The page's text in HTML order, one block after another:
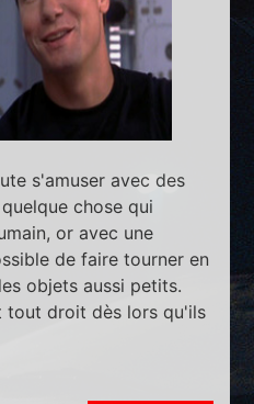
s'amuser avec des
chose qui
or avec une
de faire tourner en
objets aussi petits.
tout droit dès lors qu'ils